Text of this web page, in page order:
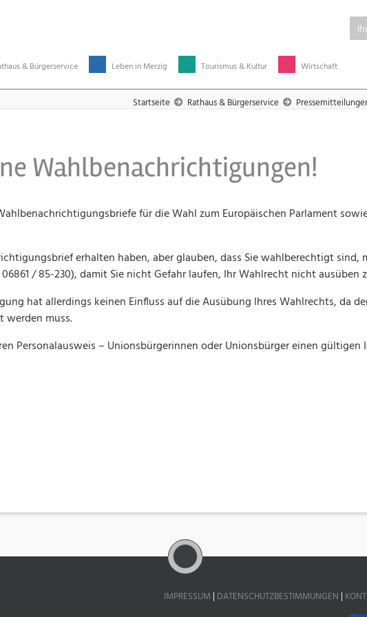
& Bürgerservice Leben in Merzig Tourismus & Kultur Wirtschaft
Startseite Rathaus & Bürgerservice
Wahlbenachrichtigungen!
für die Wahl zum Europäischen Parlament
erhalten haben, aber glauben, dass Sie wahlberechtigt sind,
/ 85-230), damit Sie nicht Gefahr laufen, Ihr Wahlrecht nicht ausüben
hat allerdings keinen Einfluss auf die Ausübung Ihres Wahlrechts, da
werden muss.
Personalausweis – Unionsbürgerinnen oder Unionsbürger einen
IMPRESSUM | DATENSCHUTZBESTIMMUNGEN |